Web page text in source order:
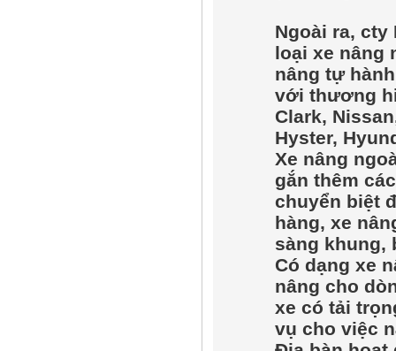
Ngoài ra, cty
loại xe nâng
nâng tự
với thương
Clark,
Hyster,
Xe nâng
gắn thêm
chuyển biệt
hàng, xe
sàng khung,
Có dạng xe
nâng cho
xe có tải trọ
vụ cho việc